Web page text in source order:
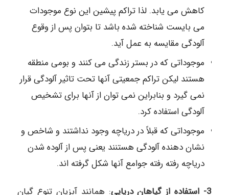
کاهش می یابد. لذا تراکم پیشین این نوع موجودات
می بایست شناخته شده باشد تا بتوان پس از وقوع
آلودگی مقایسه به عمل آید.
موجوداتی که در بستر زندگی می کنند و بومی منطقه
هستند لیکن تراکم جمعیتی آنها تحت تاثیر آلودگی قرار
نمی گیرد و بنابراین نمی توان از آنها برای تشخیص
آلودگی استفاده کرد.
موجوداتی که قبلاً در دریاچه وجود نداشتند و شاخص و
نشان دهنده آلودگی هستنند یعنی پس از آلوده شدن
دریاچه رفته رفته جوامع آنها شکل گرفته اند.
3- استفاده از گیاهان دریایی
: همانند آبزیان تنوع گیان